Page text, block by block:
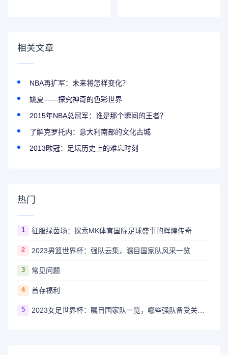
相关文章
NBA再扩军：未来将怎样变化？
姚夏——探究神奇的色彩世界
2015年NBA总冠军：谁是那个瞬间的王者？
了解克罗托内：意大利南部的文化古城
2013欧冠：足坛历史上的难忘时刻
热门
1 征服绿茵场：探索MK体育国际足球盛事的辉煌传奇
2 2023男篮世界杯：强队云集，瞩目国家队风采一览
3 常见问题
4 首存福利
5 2023女足世界杯：瞩目国家队一览，哪些强队备受关注？